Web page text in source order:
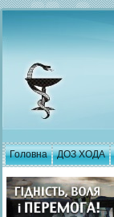
Головна ДОЗ ХОДА